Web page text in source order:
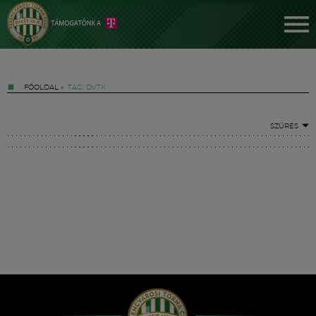
FŐOLDAL » TAG: DVTK
SZŰRÉS
Hírek